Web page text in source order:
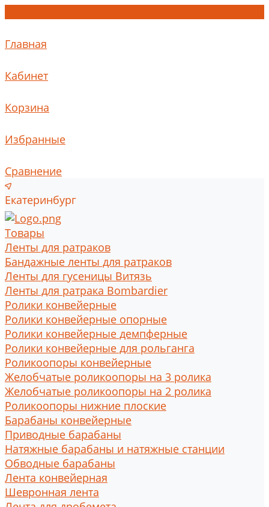
Главная
Кабинет
Корзина
Избранные
Сравнение
Екатеринбург
Товары
Ленты для ратраков
Бандажные ленты для ратраков
Ленты для гусеницы Витязь
Ленты для ратрака Bombardier
Ролики конвейерные
Ролики конвейерные опорные
Ролики конвейерные демпферные
Ролики конвейерные для рольганга
Роликоопоры конвейерные
Желобчатые роликоопоры на 3 ролика
Желобчатые роликоопоры на 2 ролика
Роликоопоры нижние плоские
Барабаны конвейерные
Приводные барабаны
Натяжные барабаны и натяжные станции
Обводные барабаны
Лента конвейерная
Шевронная лента